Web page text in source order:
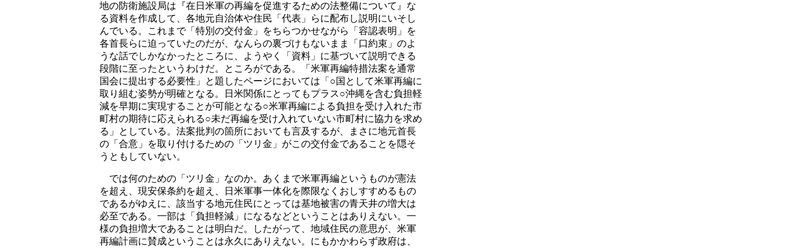
地の防衛施設局は『在日米軍の再編を促進するための法整備について』な
る資料を作成して、各地元自治体や住民「代表」らに配布し説明にいそし
んでいる。これまで「特別の交付金」をちらつかせながら「容認表明」を
各首長らに迫っていたのだが、なんらの裏づけもないまま「口約束」のよ
うな話でしかなかったところに、ようやく「資料」に基づいて説明できる
段階に至ったというわけだ。ところがである。「米軍再編特措法案を通常
国会に提出する必要性」と題したページにおいては「○国として米軍再編に
取り組む姿勢が明確となる。日米関係にとってもプラス○沖縄を含む負担軽
減を早期に実現することが可能となる○米軍再編による負担を受け入れた市
町村の期待に応えられる○未だ再編を受け入れていない市町村に協力を求め
る」としている。法案批判の箇所においても言及するが、まさに地元首長
の「合意」を取り付けるための「ツリ金」がこの交付金であることを隠そ
うともしていない。
では何のための「ツリ金」なのか。あくまで米軍再編というものが憲法
を超え、現安保条約を超え、日米軍事一体化を際限なくおしすすめるもの
であるがゆえに、該当する地元住民にとっては基地被害の青天井の増大は
必至である。一部は「負担軽減」になるなどということはありえない。一
様の負担増大であることは明白だ。したがって、地域住民の意思が、米軍
再編計画に賛成ということは永久にありえない。にもかかわらず政府は、